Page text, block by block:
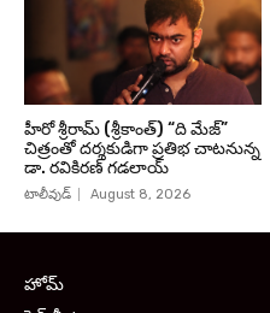
హీరో శ్రీరామ్ (శ్రీకాంత్) “ది మేజ్”
చిత్రంతో దర్శకుడిగా ప్రతిభ చాటనున్న
డా. రవికిరణ్ గడలాయ్
టాలీవుడ్ August 8, 2026
హోమ్